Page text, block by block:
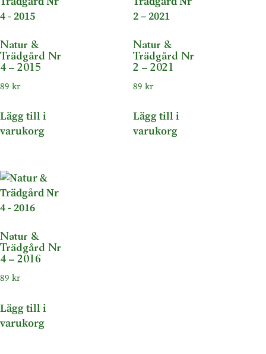
Natur &
Trädgård Nr
4 – 2015
89 kr
Lägg till i
varukorg
Natur &
Trädgård Nr
2 – 2021
89 kr
Lägg till i
varukorg
Natur &
Trädgård Nr
4 – 2016
89 kr
Lägg till i
varukorg